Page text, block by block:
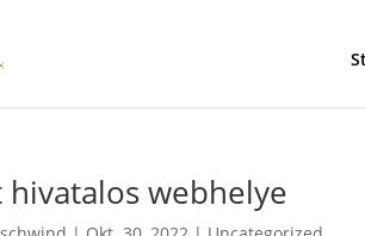
webhelye